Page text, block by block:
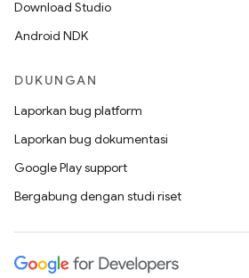
Download Studio
Android NDK
DUKUNGAN
Laporkan bug platform
Laporkan bug dokumentasi
Google Play support
Bergabung dengan studi riset